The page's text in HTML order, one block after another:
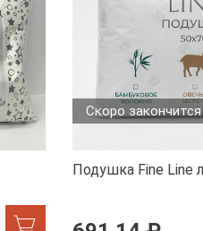
Скоро закончится
Подушка Fine Line